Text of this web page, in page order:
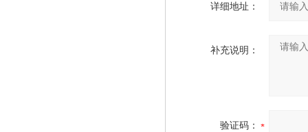
详细地址：
补充说明：
验证码：